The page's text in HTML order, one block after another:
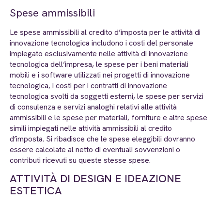
Spese ammissibili
Le spese ammissibili al credito d’imposta per le attività di
innovazione tecnologica includono i costi del personale
impiegato esclusivamente nelle attività di innovazione
tecnologica dell’impresa, le spese per i beni materiali
mobili e i software utilizzati nei progetti di innovazione
tecnologica, i costi per i contratti di innovazione
tecnologica svolti da soggetti esterni, le spese per servizi
di consulenza e servizi analoghi relativi alle attività
ammissibili e le spese per materiali, forniture e altre spese
simili impiegati nelle attività ammissibili al credito
d’imposta. Si ribadisce che le spese eleggibili dovranno
essere calcolate al netto di eventuali sovvenzioni o
contributi ricevuti su queste stesse spese.
ATTIVITÀ DI DESIGN E IDEAZIONE
ESTETICA